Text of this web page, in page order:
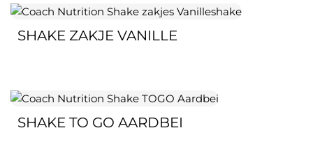
SHAKE ZAKJE VANILLE
SHAKE TO GO AARDBEI